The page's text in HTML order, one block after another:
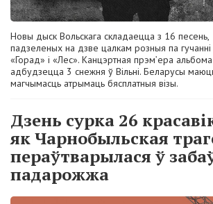
Новы дыск Вольскага складаецца з 16 песень,
падзеленых на дзве цалкам розныя па гучанні
«Горад» і «Лес». Канцэртная прэм’ера альбома
адбудзецца 3 снежня ў Вільні. Беларусы
магчымасць атрымаць бясплатныя візы.
Дзень сурка 26
як Чарнобыльская
пераўтварылася ў
падарожжа